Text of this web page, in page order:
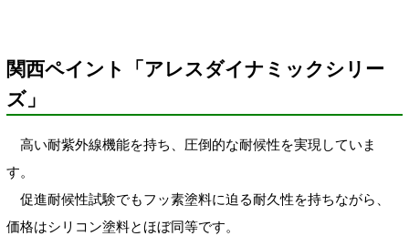
関西ペイント「アレスダイナミックシリー
ズ」
高い耐紫外線機能を持ち、圧倒的な耐候性を実現していま
す。
促進耐候性試験でもフッ素塗料に迫る耐久性を持ちながら、
価格はシリコン塗料とほぼ同等です。